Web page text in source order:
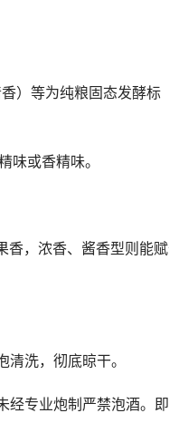
）等为纯粮固态发酵标
味或香精味。
香，浓香、酱香型则能
洗，彻底晾干。
经专业炮制严禁泡酒。